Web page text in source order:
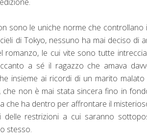
sono le uniche norme che controllano
di Tokyo, nessuno ha mai deciso di
romanzo, le cui vite sono tutte
a sé il ragazzo che amava
insieme ai ricordi di un marito
, che non è mai stata sincera fino in
che ha dentro per affrontare il
delle restrizioni a cui saranno
stesso.